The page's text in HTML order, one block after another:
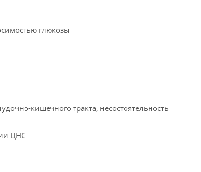
глюкозы
кишечного тракта, несостоятельность
ЦНС